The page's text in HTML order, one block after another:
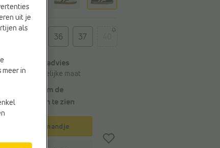
36 37
maatadvies
je gebruikelijke maat
een maat om de
te zien
In winkelmandje
uit je
als
meer in